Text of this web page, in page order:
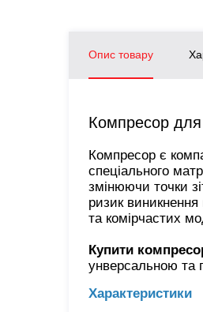
Опис товару
Компресор
Компресор є
спеціального
змінюючи точки
ризик виникнення
та комiрчастих
Купити
унверсальною та
Характеристики